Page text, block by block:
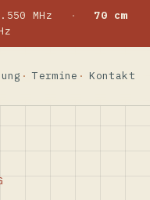
MHz ·
70 cm
Termine Kontakt